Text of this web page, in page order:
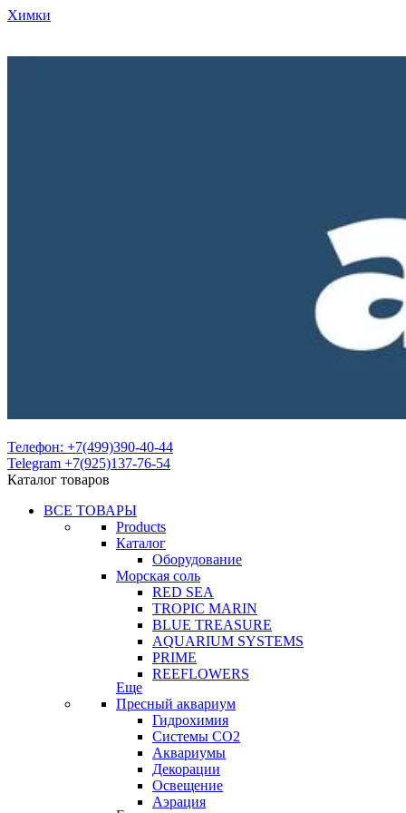
Химки
Телефон: +7(499)390-40-44
Telegram +7(925)137-76-54
Каталог товаров
ВСЕ ТОВАРЫ
Products
Каталог
Оборудование
Морская соль
RED SEA
TROPIC MARIN
BLUE TREASURE
AQUARIUM SYSTEMS
PRIME
REEFLOWERS
Еще
Пресный аквариум
Гидрохимия
Системы СО2
Аквариумы
Декорации
Освещение
Аэрация